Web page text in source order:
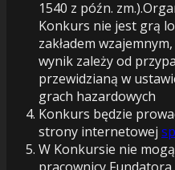
1540 z późn.
Konkurs nie jest grą
zakładem
wynik zależy od
przewidzianą w
grach hazardowych
Konkurs będzie
strony internetowej
W Konkursie nie